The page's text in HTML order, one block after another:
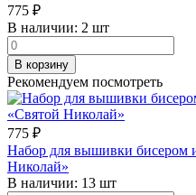
775 ₽
В наличии: 2 шт
В корзину
Рекомендуем посмотреть
775 ₽
Набор для вышивки бисером
Николай»
В наличии: 13 шт